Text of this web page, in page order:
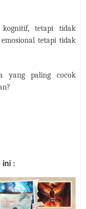
tetapi tidak
tetapi tidak
yang paling cocok
ini :